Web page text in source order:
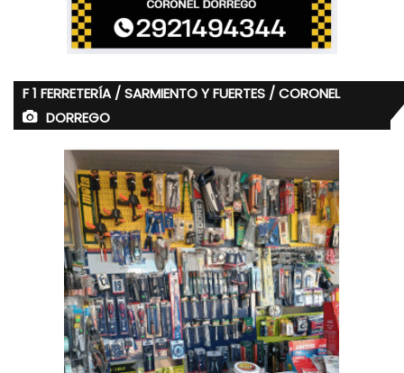
F 1 FERRETERÍA / SARMIENTO Y FUERTES / CORONEL
DORREGO